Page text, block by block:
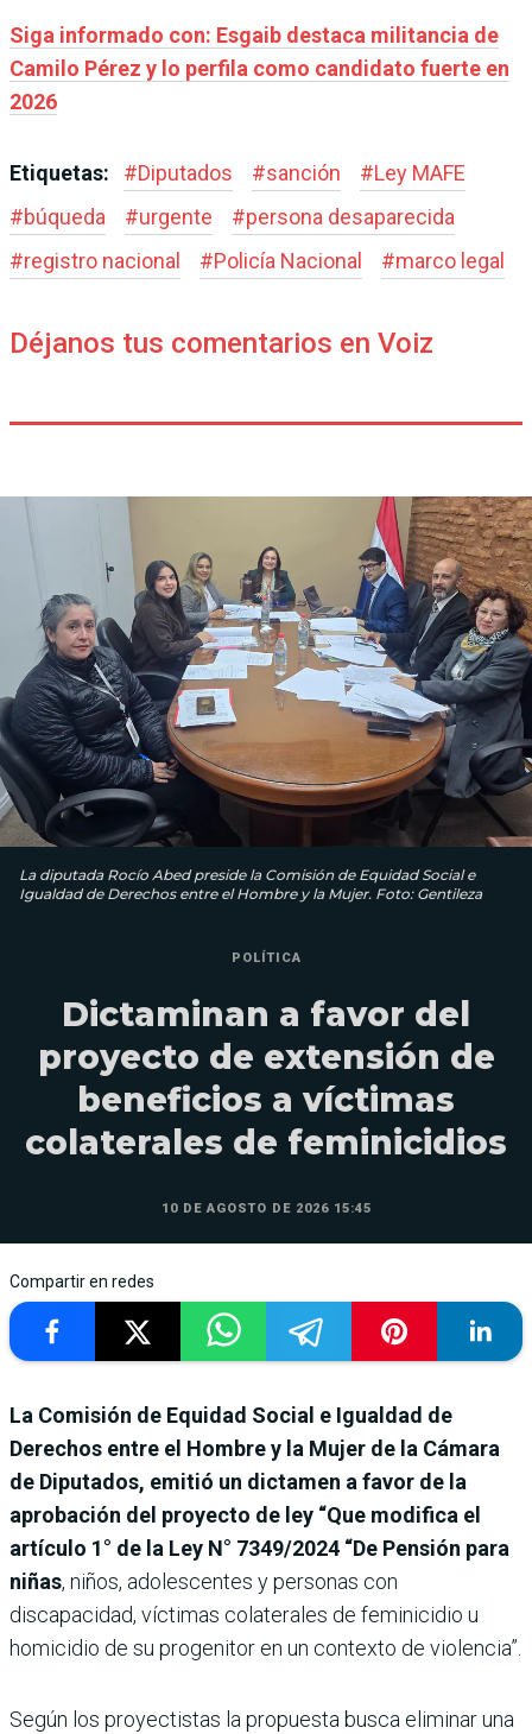
Siga informado con: Esgaib destaca militancia de
Camilo Pérez y lo perfila como candidato fuerte en
2026
Etiquetas: #Diputados #sanción #Ley MAFE
#búqueda #urgente #persona desaparecida
#registro nacional #Policía Nacional #marco legal
Déjanos tus comentarios en Voiz
La diputada Rocío Abed preside la Comisión de Equidad Social e
Igualdad de Derechos entre el Hombre y la Mujer. Foto: Gentileza
POLÍTICA
Dictaminan a favor del
proyecto de extensión de
beneficios a víctimas
colaterales de feminicidios
10 DE AGOSTO DE 2026 15:45
Compartir en redes
La Comisión de Equidad Social e Igualdad de
Derechos entre el Hombre y la Mujer de la Cámara
de Diputados, emitió un dictamen a favor de la
aprobación del proyecto de ley “Que modifica el
artículo 1° de la Ley N° 7349/2024 “De Pensión para
niñas, niños, adolescentes y personas con
discapacidad, víctimas colaterales de feminicidio u
homicidio de su progenitor en un contexto de violencia”.
Según los proyectistas la propuesta busca eliminar una